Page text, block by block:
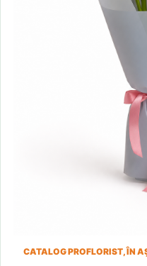
CATALOG PROFLORIST, ÎN